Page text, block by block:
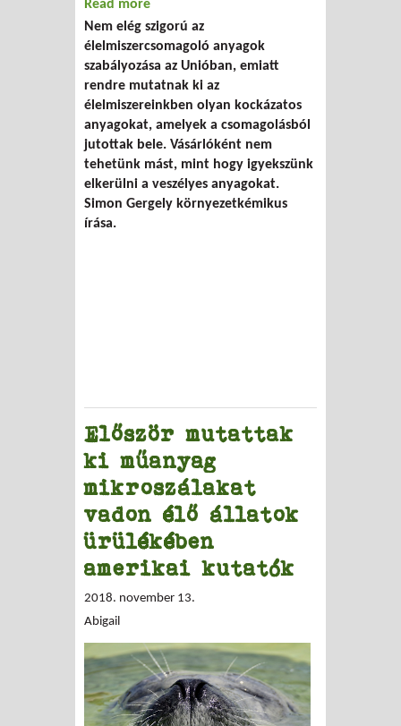
Read more
nem akarsz mérget enni
Nem elég szigorú az
élelmiszercsomagoló anyagok
szabályozása az Unióban, emiatt
rendre mutatnak ki az
élelmiszereinkben olyan kockázatos
anyagokat, amelyek a csomagolásból
jutottak bele. Vásárlóként nem
tehetünk mást, mint hogy igyekszünk
elkerülni a veszélyes anyagokat.
Simon Gergely környezetkémikus
írása.
Először mutattak
ki műanyag
mikroszálakat
vadon élő állatok
ürülékében
amerikai kutatók
2018. november 13.
Abigail